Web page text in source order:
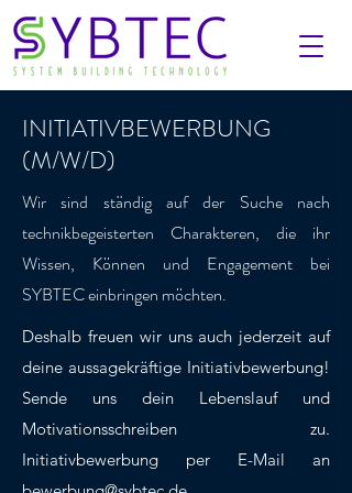
INITIATIVBEWERBUNG
(M/W/D)
Wir sind ständig auf der Suche nach
technikbegeisterten Charakteren, die ihr
Wissen, Können und Engagement bei
SYBTEC einbringen möchten.
Deshalb freuen wir uns auch jederzeit auf
deine aussagekräftige Initiativbewerbung!
Sende uns dein Lebenslauf und
Motivationsschreiben zu.
Initiativbewerbung per E-Mail an